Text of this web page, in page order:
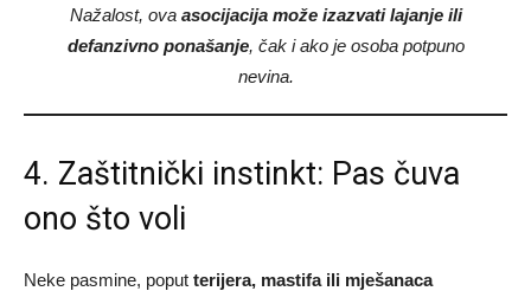
Nažalost, ova asocijacija može izazvati lajanje ili
defanzivno ponašanje, čak i ako je osoba potpuno
nevina.
4. Zaštitnički instinkt: Pas čuva
ono što voli
Neke pasmine, poput terijera, mastifa ili mješanaca